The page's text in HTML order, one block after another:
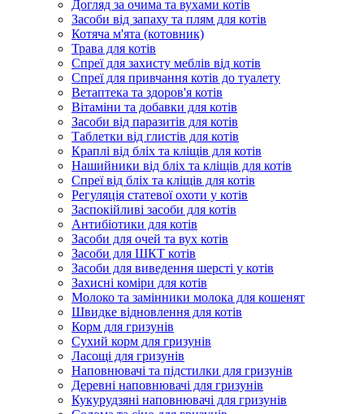
Догляд за очима та вухами котів
Засоби від запаху та плям для котів
Котяча м'ята (котовник)
Трава для котів
Спреї для захисту меблів від котів
Спреї для привчання котів до туалету
Ветаптека та здоров'я котів
Вітаміни та добавки для котів
Засоби від паразитів для котів
Таблетки від глистів для котів
Краплі від бліх та кліщів для котів
Нашийники від бліх та кліщів для котів
Спреї від бліх та кліщів для котів
Регуляція статевої охоти у котів
Заспокійливі засоби для котів
Антибіотики для котів
Засоби для очей та вух котів
Засоби для ШКТ котів
Засоби для виведення шерсті у котів
Захисні коміри для котів
Молоко та замінники молока для кошенят
Швидке відновлення для котів
Корм для гризунів
Сухий корм для гризунів
Ласощі для гризунів
Наповнювачі та підстилки для гризунів
Деревні наповнювачі для гризунів
Кукурудзяні наповнювачі для гризунів